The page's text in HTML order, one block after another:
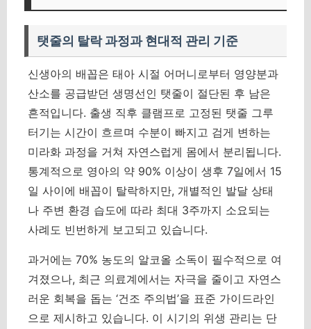
탯줄의 탈락 과정과 현대적 관리 기준
신생아의 배꼽은 태아 시절 어머니로부터 영양분과
산소를 공급받던 생명선인 탯줄이 절단된 후 남은
흔적입니다. 출생 직후 클램프로 고정된 탯줄 그루
터기는 시간이 흐르며 수분이 빠지고 검게 변하는
미라화 과정을 거쳐 자연스럽게 몸에서 분리됩니다.
통계적으로 영아의 약 90% 이상이 생후 7일에서 15
일 사이에 배꼽이 탈락하지만, 개별적인 발달 상태
나 주변 환경 습도에 따라 최대 3주까지 소요되는
사례도 빈번하게 보고되고 있습니다.
과거에는 70% 농도의 알코올 소독이 필수적으로 여
겨졌으나, 최근 의료계에서는 자극을 줄이고 자연스
러운 회복을 돕는 ‘건조 주의법’을 표준 가이드라인
으로 제시하고 있습니다. 이 시기의 위생 관리는 단